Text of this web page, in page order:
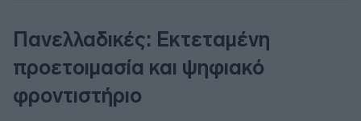
Πανελλαδικές: Εκτεταμένη
προετοιμασία και ψηφιακό
φροντιστήριο